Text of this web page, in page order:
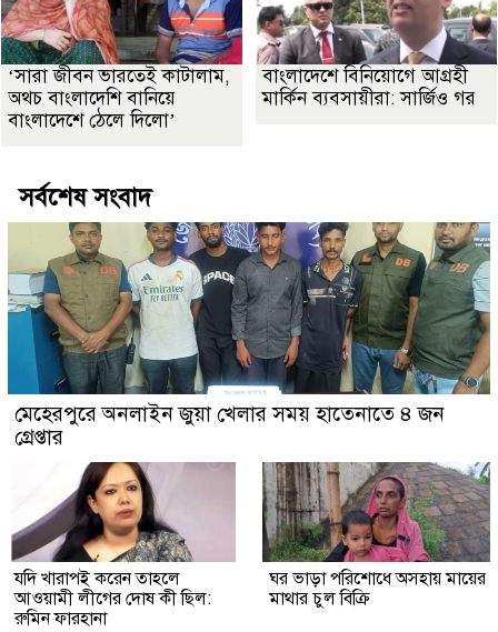
‘সারা জীবন ভারতেই কাটালাম,
অথচ বাংলাদেশি বানিয়ে
বাংলাদেশে ঠেলে দিলো’
বাংলাদেশে বিনিয়োগে আগ্রহী
মার্কিন ব্যবসায়ীরা: সার্জিও গর
সর্বশেষ সংবাদ
মেহেরপুরে অনলাইন জুয়া খেলার সময় হাতেনাতে ৪ জন
গ্রেপ্তার
যদি খারাপই করেন তাহলে
আওয়ামী লীগের দোষ কী ছিল:
রুমিন ফারহানা
ঘর ভাড়া পরিশোধে অসহায় মায়ের
মাথার চুল বিক্রি